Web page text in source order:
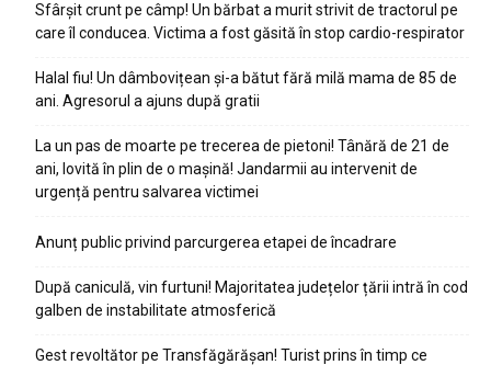
Sfârșit crunt pe câmp! Un bărbat a murit strivit de tractorul pe
care îl conducea. Victima a fost găsită în stop cardio-respirator
Halal fiu! Un dâmbovițean și-a bătut fără milă mama de 85 de
ani. Agresorul a ajuns după gratii
La un pas de moarte pe trecerea de pietoni! Tânără de 21 de
ani, lovită în plin de o mașină! Jandarmii au intervenit de
urgență pentru salvarea victimei
Anunț public privind parcurgerea etapei de încadrare
După caniculă, vin furtuni! Majoritatea județelor țării intră în cod
galben de instabilitate atmosferică
Gest revoltător pe Transfăgărășan! Turist prins în timp ce